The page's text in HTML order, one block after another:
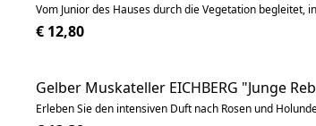
Vom Junior des Hauses durch die Vegetation begleitet,
€ 12,80
Gelber Muskateller EICHBERG "Junge
Erleben Sie den intensiven Duft nach Rosen und